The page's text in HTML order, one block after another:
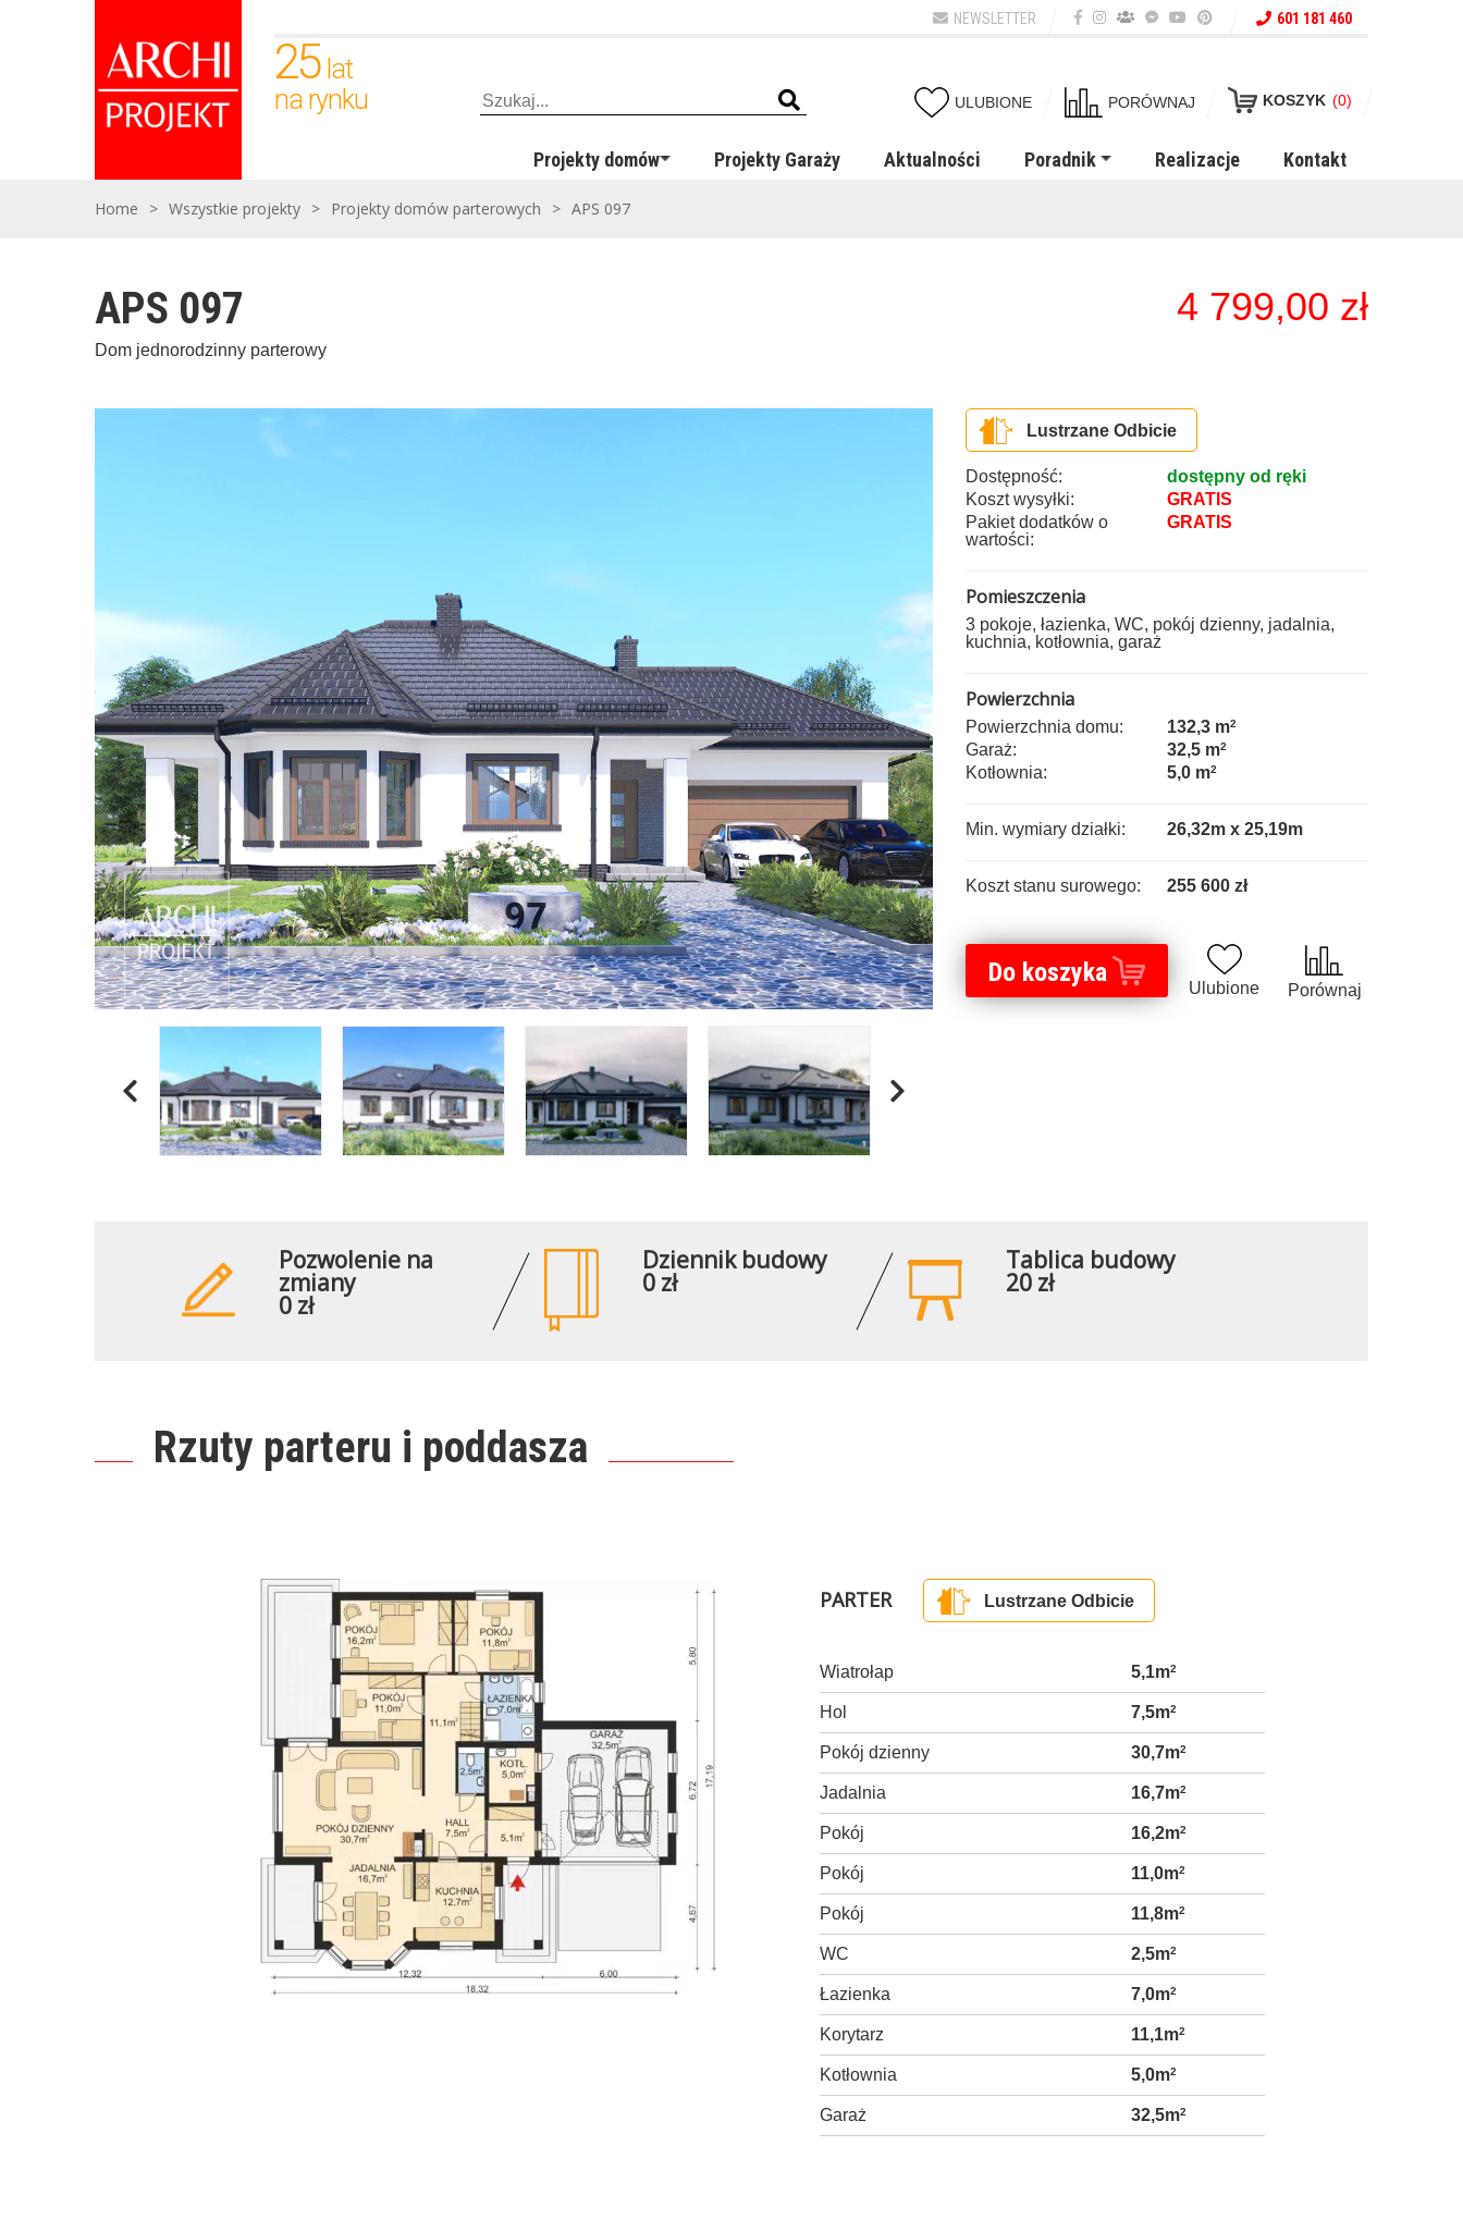
NEWSLETTER 601 181 460
25 lat
na rynku
ULUBIONE PORÓWNAJ KOSZYK (0)
Projekty domów Projekty Garaży Aktualności Poradnik Realizacje Kontakt
Home > Wszystkie projekty > Projekty domów parterowych > APS 097
APS 097 4 799,00 zł
Dom jednorodzinny parterowy
Lustrzane Odbicie
Dostępność:
dostępny od ręki
Koszt wysyłki:
GRATIS
Pakiet dodatków o
wartości:
GRATIS
Pomieszczenia
3 pokoje, łazienka, WC, pokój dzienny, jadalnia,
kuchnia, kotłownia, garaż
Powierzchnia
Powierzchnia domu: 132,3 m2
Garaż: 32,5 m2
Kotłownia: 5,0 m2
Min. wymiary działki: 26,32m x 25,19m
Koszt stanu surowego: 255 600 zł
Do koszyka
Ulubione Porównaj
Pozwolenie na
zmiany
0 zł
Dziennik budowy
0 zł
Tablica budowy
20 zł
Rzuty parteru i poddasza
PARTER Lustrzane Odbicie
Wiatrołap 5,1m2
Hol 7,5m2
Pokój dzienny 30,7m2
Jadalnia 16,7m2
Pokój 16,2m2
Pokój 11,0m2
Pokój 11,8m2
WC 2,5m2
Łazienka 7,0m2
Korytarz 11,1m2
Kotłownia 5,0m2
Garaż 32,5m2